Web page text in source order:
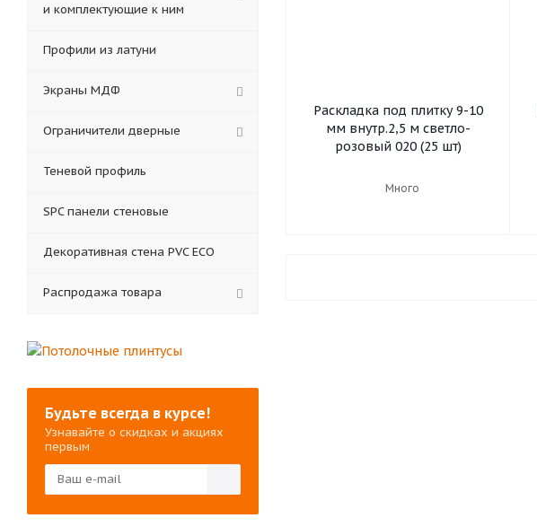
Раскладка под плитку 9-10
мм внутр.2,5 м светло-
розовый 020 (25 шт)
Много
и комплектующие к ним
Профили из латуни
Экраны МДФ
Ограничители дверные
Теневой профиль
SPC панели стеновые
Декоративная стена PVC ECO
Распродажа товара
Будьте всегда в курсе!
Узнавайте о скидках и акциях
первым